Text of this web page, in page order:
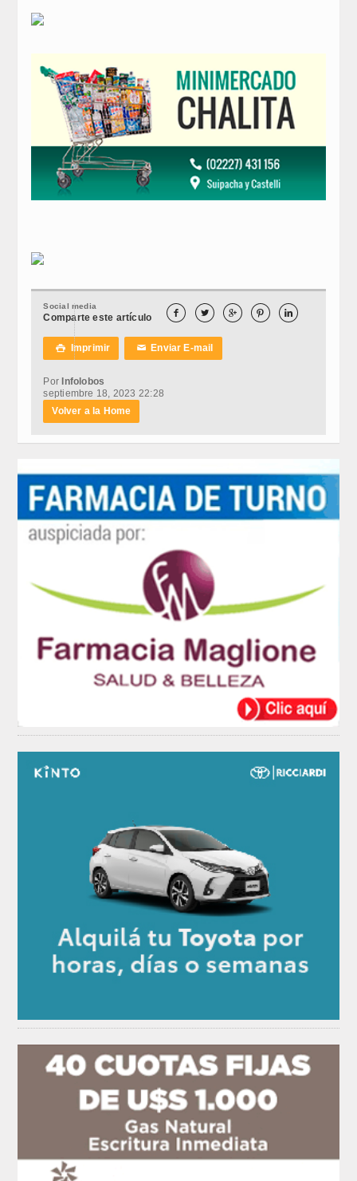
Social media
Comparte este artículo     
 Imprimir ✉Enviar E-mail
Por Infolobos
septiembre 18, 2023 22:28
Volver a la Home